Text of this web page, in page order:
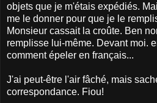
objets que je m'étais expédiés.
me le donner pour que je le
Monsieur cassait la croûte. Ben
remplisse lui-même. Devant moi.
comment épeler en français...
J'ai peut-être l'air fâché, mais
correspondance. Fiou!